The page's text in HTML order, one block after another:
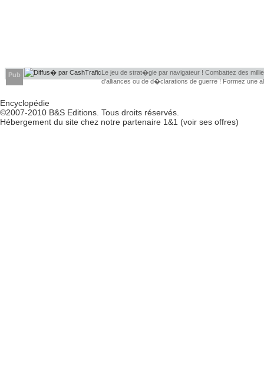
Pub
Le jeu de strat�gie par navigateur ! Combattez des
d'alliances ou de d�clarations de guerre ! Formez une
Encyclopédie
©2007-2010 B&S Editions . Tous droits réservés.
Hébergement du site chez notre partenaire 1&1 (voir ses offres)